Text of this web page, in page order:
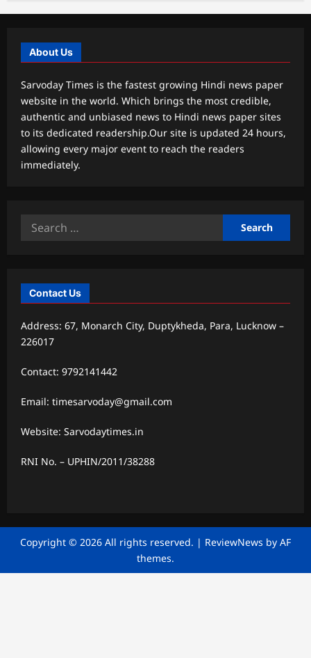
About Us
Sarvoday Times is the fastest growing Hindi news paper
website in the world. Which brings the most credible,
authentic and unbiased news to Hindi news paper sites
to its dedicated readership.Our site is updated 24 hours,
allowing every major event to reach the readers
immediately.
Search
Contact Us
Address: 67, Monarch City, Duptykheda, Para, Lucknow –
226017
Contact: 9792141442
Email: timesarvoday@gmail.com
Website: Sarvodaytimes.in
RNI No. – UPHIN/2011/38288
Copyright © 2026 All rights reserved. | ReviewNews by AF
themes.